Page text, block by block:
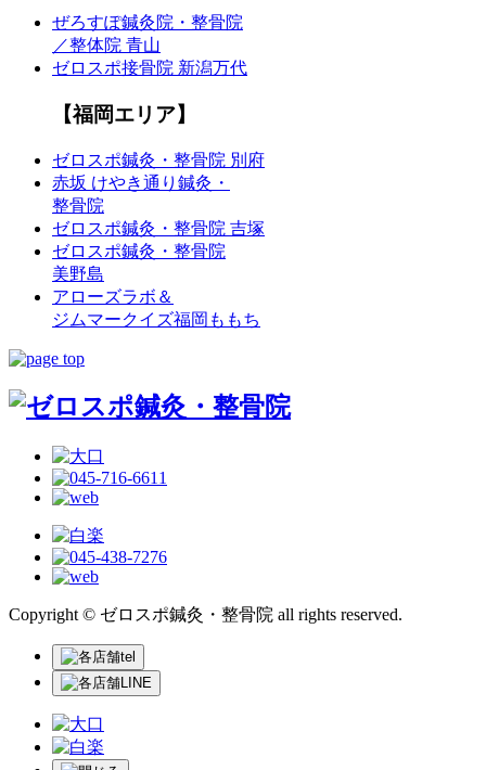
ぜろすぽ鍼灸院・整骨院
／整体院 青山
ゼロスポ接骨院 新潟万代
【福岡エリア】
ゼロスポ鍼灸・整骨院 別府
赤坂 けやき通り鍼灸・
整骨院
ゼロスポ鍼灸・整骨院 吉塚
ゼロスポ鍼灸・整骨院
美野島
アローズラボ＆
ジムマークイズ福岡ももち
Copyright © ゼロスポ鍼灸・整骨院 all rights reserved.